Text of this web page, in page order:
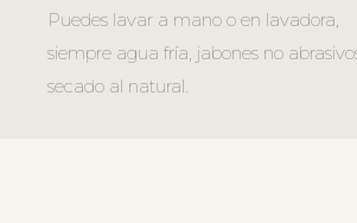
Puedes lavar a mano o en lavadora,
siempre agua fría, jabones no
secado al natural.